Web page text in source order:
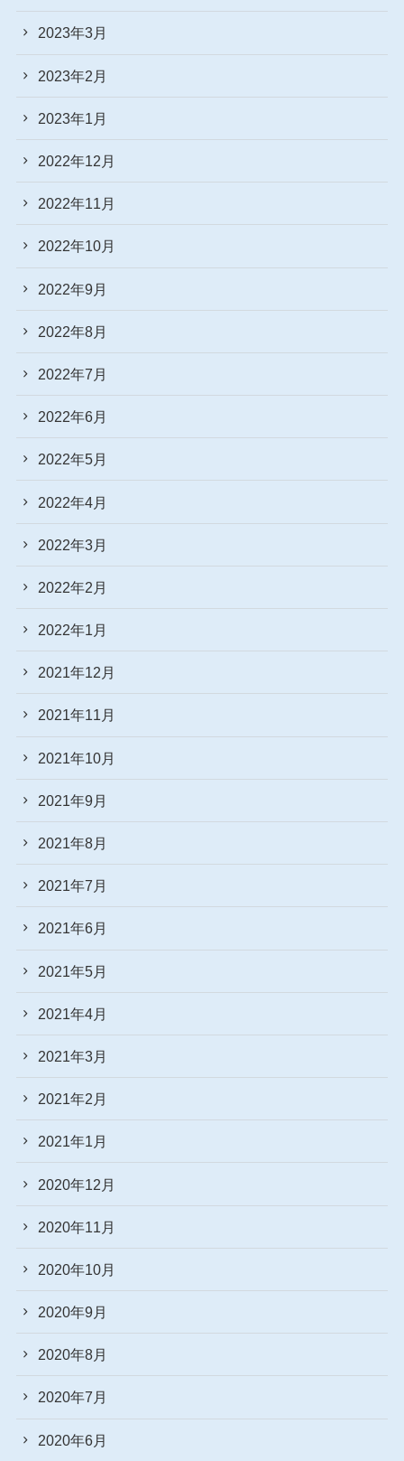
2023年3月
2023年2月
2023年1月
2022年12月
2022年11月
2022年10月
2022年9月
2022年8月
2022年7月
2022年6月
2022年5月
2022年4月
2022年3月
2022年2月
2022年1月
2021年12月
2021年11月
2021年10月
2021年9月
2021年8月
2021年7月
2021年6月
2021年5月
2021年4月
2021年3月
2021年2月
2021年1月
2020年12月
2020年11月
2020年10月
2020年9月
2020年8月
2020年7月
2020年6月